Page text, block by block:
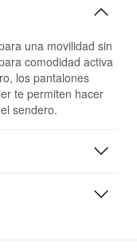
una movilidad sin
comodidad activa
los pantalones
te permiten hacer
sendero.